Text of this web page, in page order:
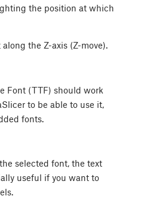
the position at which
the Z-axis (Z-move).
Font (TTF) should work
to be able to use it,
fonts.
selected font, the text
useful if you want to